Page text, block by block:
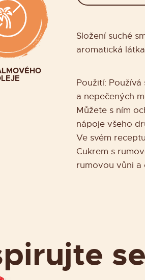
Složení suché
aromatická
Použití:
a nepečených
Můžete s ním
nápoje všeho
Ve svém
Cukrem s
rumovou vůni a
se